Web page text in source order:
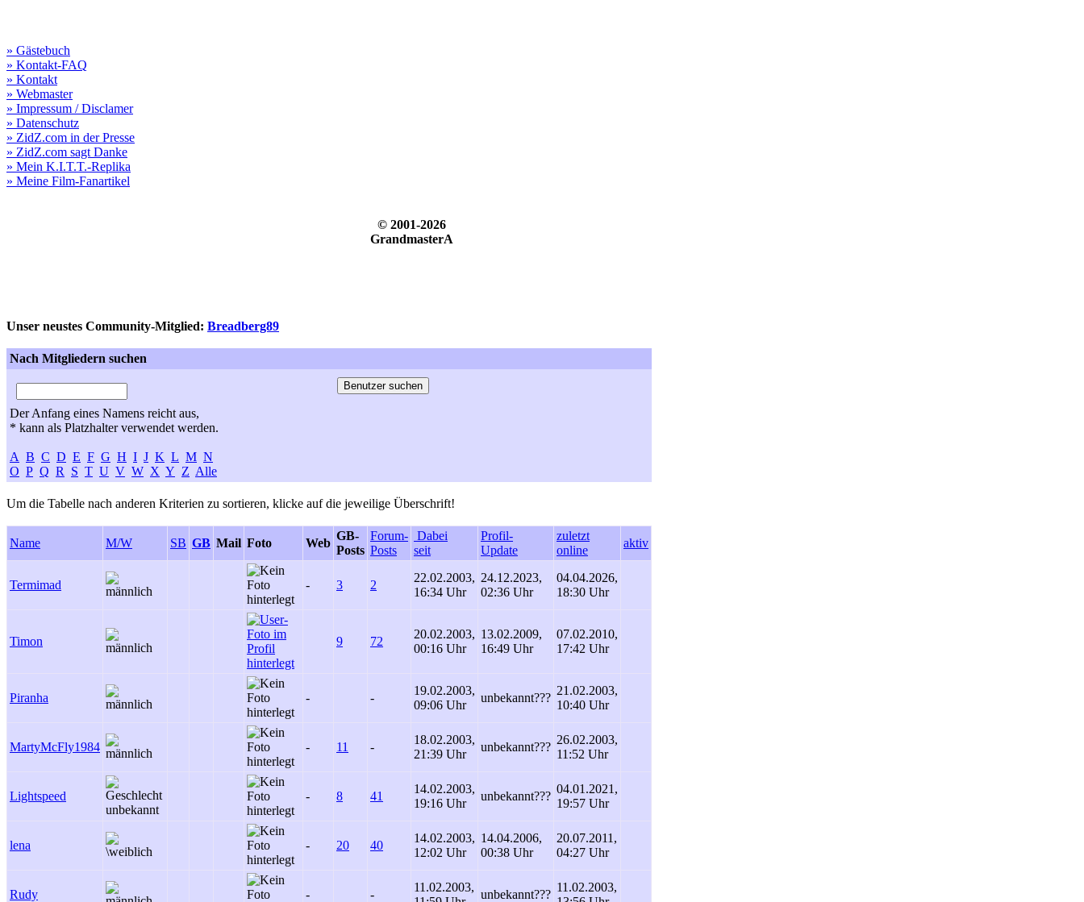
» Gästebuch
» Kontakt-FAQ
» Kontakt
» Webmaster
» Impressum / Disclamer
» Datenschutz
» ZidZ.com in der Presse
» ZidZ.com sagt Danke
» Mein K.I.T.T.-Replika
» Meine Film-Fanartikel
© 2001-2026
GrandmasterA
Unser neustes Community-Mitglied: Breadberg89
Nach Mitgliedern suchen
Der Anfang eines Namens reicht aus,
* kann als Platzhalter verwendet werden.
A B C D E F G H I J K L M N
O P Q R S T U V W X Y Z Alle
Um die Tabelle nach anderen Kriterien zu sortieren, klicke auf die jeweilige Überschrift!
Name M/W SB GB Mail Foto Web
GB-
Posts
Forum-
Posts
Dabei
seit
Profil-
Update
zuletzt
online
aktiv
Termimad - 3 2
22.02.2003,
16:34 Uhr
24.12.2023,
02:36 Uhr
04.04.2026,
18:30 Uhr
Timon 9 72
20.02.2003,
00:16 Uhr
13.02.2009,
16:49 Uhr
07.02.2010,
17:42 Uhr
Piranha - -
19.02.2003,
09:06 Uhr
unbekannt???
21.02.2003,
10:40 Uhr
MartyMcFly1984 - 11 -
18.02.2003,
21:39 Uhr
unbekannt???
26.02.2003,
11:52 Uhr
Lightspeed - 8 41
14.02.2003,
19:16 Uhr
unbekannt???
04.01.2021,
19:57 Uhr
lena - 20 40
14.02.2003,
12:02 Uhr
14.04.2006,
00:38 Uhr
20.07.2011,
04:27 Uhr
Rudy - -
11.02.2003,
unbekannt???
11.02.2003,